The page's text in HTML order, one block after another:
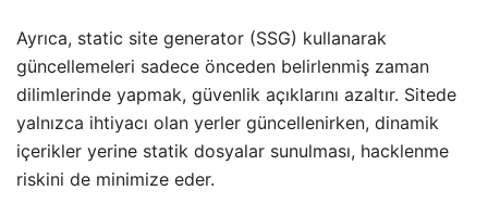
Ayrıca, static site generator (SSG) kullanarak
güncellemeleri sadece önceden belirlenmiş zaman
dilimlerinde yapmak, güvenlik açıklarını azaltır. Sitede
yalnızca ihtiyacı olan yerler güncellenirken, dinamik
içerikler yerine statik dosyalar sunulması, hacklenme
riskini de minimize eder.